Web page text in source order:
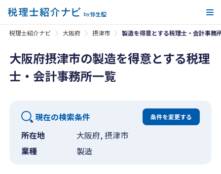
税理士紹介ナビ 大阪府 摂津市 製造を得意とする税理士・会計事務
大阪府摂津市の製造を得意とする税理
士・会計事務所一覧
現在の検索条件 条件を変更する
所在地
大阪府, 摂津市
業種
製造